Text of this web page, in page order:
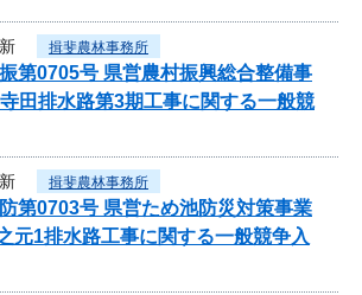
揖斐農林事務所
第0705号 県営農村振興総合整備事
田排水路第3期工事に関する一般競
揖斐農林事務所
第0703号 県営ため池防災対策事業
元1排水路工事に関する一般競争入